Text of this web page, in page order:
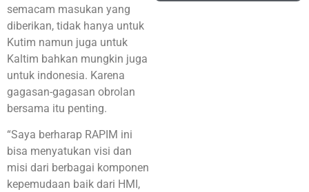
semacam masukan yang
diberikan, tidak hanya untuk
Kutim namun juga untuk
Kaltim bahkan mungkin juga
untuk indonesia. Karena
gagasan-gagasan obrolan
bersama itu penting.
“Saya berharap RAPIM ini
bisa menyatukan visi dan
misi dari berbagai komponen
kepemudaan baik dari HMI,